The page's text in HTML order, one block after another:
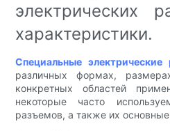
электрических
характеристики.
Специальные электрические
различных формах,
конкретных областей
некоторые часто
разъемов, а также их